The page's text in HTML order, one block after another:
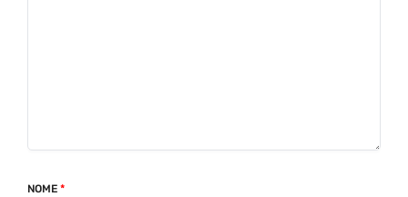
NOME *